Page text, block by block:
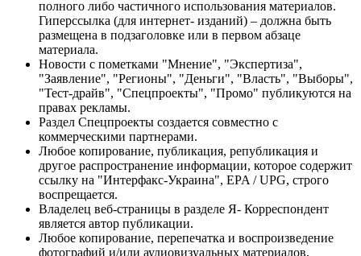
полного либо частичного использования материалов.
Гиперссылка (для интернет- изданий) – должна быть
размещена в подзаголовке или в первом абзаце
материала.
Новости с пометками "Мнение", "Экспертиза",
"Заявление", "Регионы", "Деньги", "Власть", "Выборы",
"Тест-драйв", "Спецпроекты", "Промо" публикуются на
правах рекламы.
Раздел Спецпроекты создается совместно с
коммерческими партнерами.
Любое копирование, публикация, републикация и
другое распространение информации, которое содержит
ссылку на "Интерфакс-Украина", EPA / UPG, строго
воспрещается.
Владелец веб-страницы в разделе Я- Корреспондент
является автор публикации.
Любое копирование, перепечатка и воспроизведение
фотографий и/или аудиовизуальных материалов,